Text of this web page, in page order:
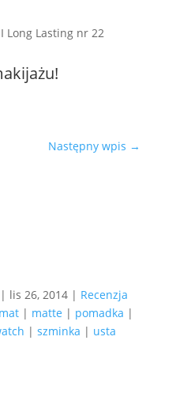
Long Lasting nr 22
Następny wpis →
| lis 26, 2014 | Recenzja
mat | matte | pomadka |
|szminka | usta